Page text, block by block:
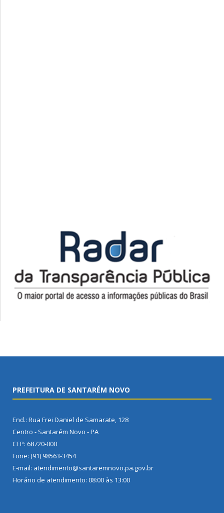
PREFEITURA DE SANTARÉM NOVO
End.: Rua Frei Daniel de Samarate, 128
Centro - Santarém Novo - PA
CEP: 68720-000
Fone: (91) 98563-3454
E-mail: atendimento@santaremnovo.pa.gov.br
Horário de atendimento: 08:00 às 13:00